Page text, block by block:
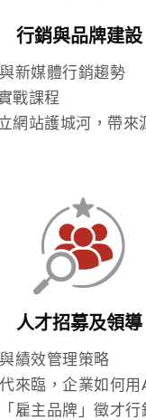
行銷與品牌建設
新媒體行銷趨勢
戰課程
網站護城河，帶來
人才招募及領導
績效管理策略
來臨，企業如何用
雇主品牌」徵才行